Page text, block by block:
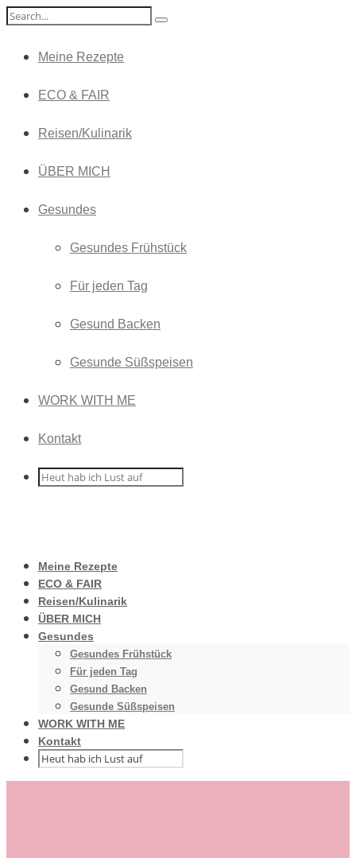
Meine Rezepte
ECO & FAIR
Reisen/Kulinarik
ÜBER MICH
Gesundes
Gesundes Frühstück
Für jeden Tag
Gesund Backen
Gesunde Süßspeisen
WORK WITH ME
Kontakt
Meine Rezepte
ECO & FAIR
Reisen/Kulinarik
ÜBER MICH
Gesundes
Gesundes Frühstück
Für jeden Tag
Gesund Backen
Gesunde Süßspeisen
WORK WITH ME
Kontakt